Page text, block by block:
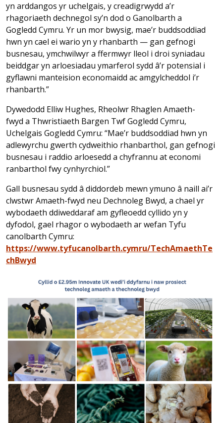
yn arddangos yr uchelgais, y creadigrwydd a’r
rhagoriaeth dechnegol sy’n dod o Ganolbarth a
Gogledd Cymru. Yr un mor bwysig, mae’r buddsoddiad
hwn yn cael ei wario yn y rhanbarth — gan gefnogi
busnesau, ymchwilwyr a ffermwyr lleol i droi syniadau
beiddgar yn arloesiadau ymarferol sydd â’r potensial i
gyflawni manteision economaidd ac amgylcheddol i’r
rhanbarth.”
Dywedodd Elliw Hughes, Rheolwr Rhaglen Amaeth-
fwyd a Thwristiaeth Bargen Twf Gogledd Cymru,
Uchelgais Gogledd Cymru: “Mae’r buddsoddiad hwn yn
adlewyrchu gwerth cydweithio rhanbarthol, gan gefnogi
busnesau i raddio arloesedd a chyfrannu at economi
ranbarthol fwy cynhyrchiol.”
Gall busnesau sydd â diddordeb mewn ymuno â naill ai’r
clwstwr Amaeth-fwyd neu Dechnoleg Bwyd, a chael yr
wybodaeth ddiweddaraf am gyfleoedd cyllido yn y
dyfodol, gael rhagor o wybodaeth ar wefan Tyfu
canolbarth Cymru:
https://www.tyfucanolbarth.cymru/TechAmaethTe
chBwyd